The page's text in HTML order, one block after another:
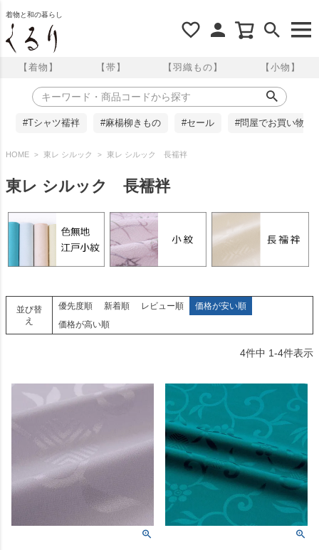
着物と和の暮らし
【着物】 【帯】 【羽織もの】 【小物】
#Tシャツ襦袢 #麻楊柳きもの #セール #問屋でお買い物
HOME 東レ シルック 東レ シルック 長襦袢
東レ シルック 長襦袢
並び替
え
優先度順 新着順 レビュー順
価格が安い順
価格が高い順
4件中 1-4件表示